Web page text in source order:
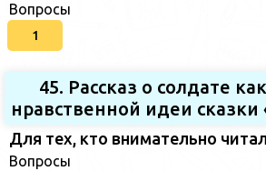
Вопросы
1
45. Рассказ о солдате
нравственной идеи
Для тех, кто внимательно читал
Вопросы